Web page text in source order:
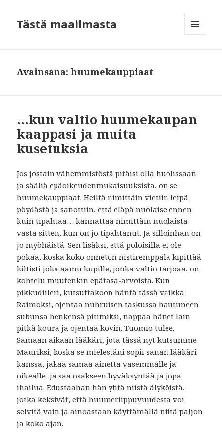
Tästä maailmasta
Avainsana:huumekauppiaat
…kun valtio huumekaupan
kaappasi ja muita
kusetuksia
Jos jostain vähemmistöstä pitäisi olla huolissaan
ja sääliä epäoikeudenmukaisuuksista, on se
huumekauppiaat. Heiltä nimittäin vietiin leipä
pöydästä ja sanottiin, että eläpä nuolaise ennen
kuin tipahtaa… kannattaa nimittäin nuolaista
vasta sitten, kun on jo tipahtanut. Ja silloinhan on
jo myöhäistä. Sen lisäksi, että poloisilla ei ole
pokaa, koska koko onneton nistiremppala kipittää
kiltisti joka aamu kupille, jonka valtio tarjoaa, on
kohtelu muutenkin epätasa-arvoista. Kun
pikkudiileri, kutsuttakoon häntä tässä vaikka
Raimoksi, ojentaa nuhruisen taskussa hautuneen
subunsa henkensä pitimiksi, nappaa hänet lain
pitkä koura ja ojentaa kovin. Tuomio tulee.
Samaan aikaan lääkäri, jota tässä nyt kutsumme
Mauriksi, koska se mielestäni sopii sanan lääkäri
kanssa, jakaa samaa ainetta vasemmalle ja
oikealle, ja saa osakseen hyväksyntää ja jopa
ihailua. Edustaahan hän yhtä niistä älyköistä,
jotka keksivät, että huumeriippuvuudesta voi
selvitä vain ja ainoastaan käyttämällä niitä paljon
ja koko ajan.